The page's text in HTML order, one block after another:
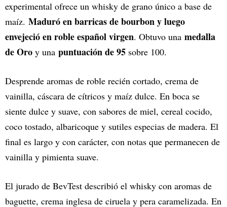
experimental ofrece un whisky de grano único a base de
maíz. Maduró en barricas de bourbon y luego
envejeció en roble español virgen. Obtuvo una medalla
de Oro y una puntuación de 95 sobre 100.
Desprende aromas de roble recién cortado, crema de
vainilla, cáscara de cítricos y maíz dulce. En boca se
siente dulce y suave, con sabores de miel, cereal cocido,
coco tostado, albaricoque y sutiles especias de madera. El
final es largo y con carácter, con notas que permanecen de
vainilla y pimienta suave.
El jurado de BevTest describió el whisky con aromas de
baguette, crema inglesa de ciruela y pera caramelizada. En